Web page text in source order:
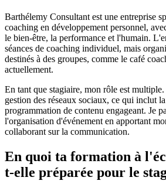
Barthélemy Consultant est une entreprise
coaching en développement personnel,
le bien-être, la performance et l'humain.
séances de coaching individuel, mais
destinés à des groupes, comme le café
actuellement.
En tant que stagiaire, mon rôle est multiple.
gestion des réseaux sociaux, ce qui inclut
programmation de contenu engageant. Je
l'organisation d'événement en apportant
collaborant sur la communication.
En quoi ta formation à
t-elle préparée pour le